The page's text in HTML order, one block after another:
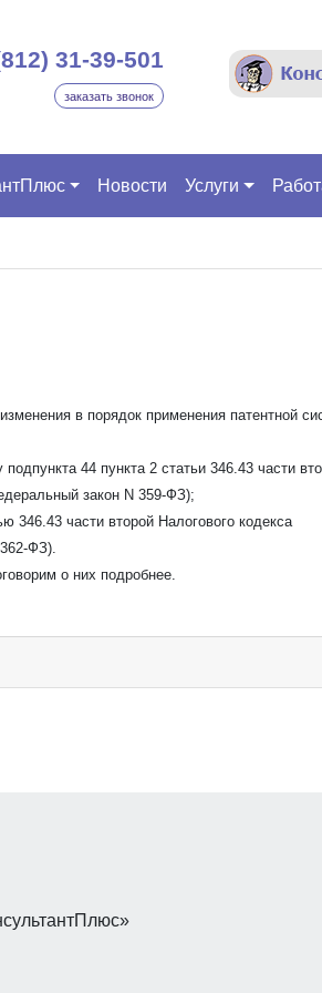
31-39-501
заказать звонок
Новости Услуги
в порядок применения патентной
44 пункта 2 статьи 346.43 части
закон N 359-ФЗ);
части второй Налогового кодекса
ФЗ).
о них подробнее.